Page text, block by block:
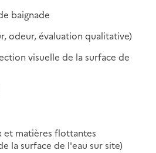
baignade
odeur, évaluation qualitative)
visuelle de la surface de
et matières flottantes
la surface de l'eau sur site)